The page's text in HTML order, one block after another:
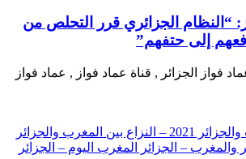
“النظام الجزائري قرر التحلص من
إلى حتفهم”
فواز الجزائر , قناة عماد فواز , عماد فواز